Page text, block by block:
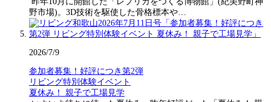
野市場)。3D技術を駆使した骨格標本や…
2026/7/9
参加者募集！好評につき第2弾
リビング特別体験イベント
夏休み！ 親子で工場見学